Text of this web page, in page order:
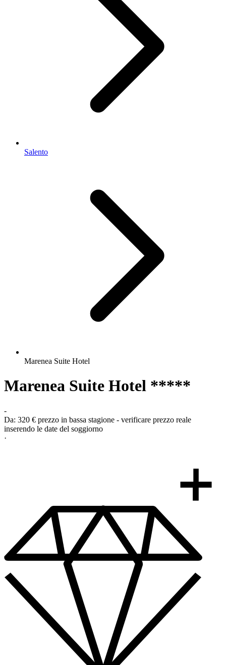
Salento
Marenea Suite Hotel
Marenea Suite Hotel *****
-
Da: 320 € prezzo in bassa stagione - verificare prezzo reale
inserendo le date del soggiorno
·